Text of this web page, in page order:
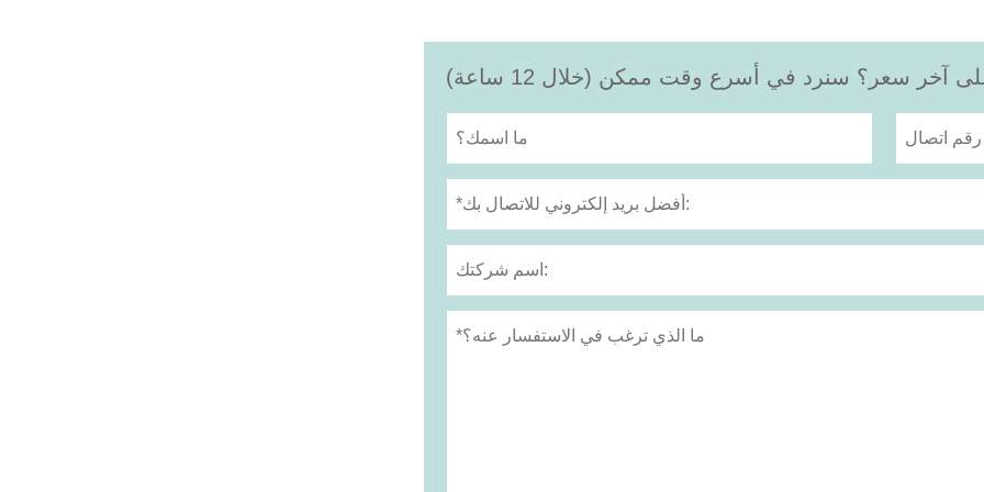
آخر سعر؟ سنرد في أسرع وقت ممكن (خلال 12 ساعة)